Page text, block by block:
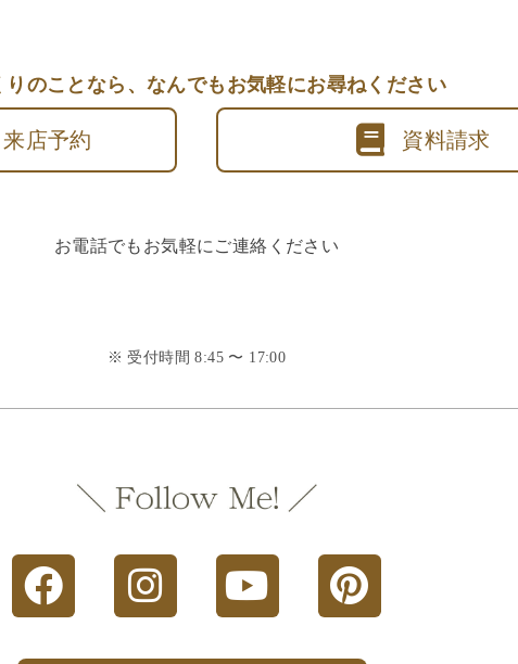
のことなら、 なんでもお気軽にお尋ねください
店予約 資料請求
お電話でもお気軽にご連絡ください
※ 受付時間 8:45 〜 17:00